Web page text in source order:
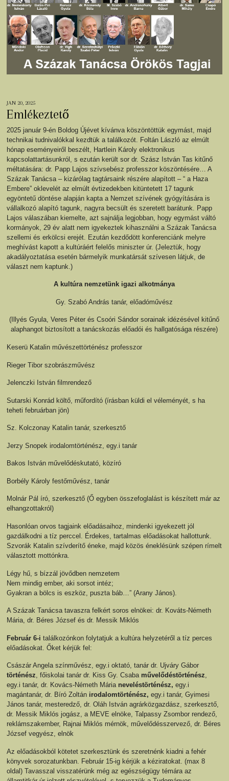
JAN 20, 2025
Emlékeztető
2025 január 9-én Boldog Újévet kívánva köszöntöttük egymást, majd
technikai tudnivalókkal kezdtük a találkozót. Foltán László az elmúlt
hónap eseményeiről beszélt, Hartlein Károly elektronikus
kapcsolattartásunkról, s ezután került sor dr. Szász István Tas kitűnő
méltatására: dr. Papp Lajos szívsebész professzor köszöntésére… A
Százak Tanácsa – kizárólag tagtársaink részére alapított – “ a Haza
Embere” oklevelét az elmúlt évtizedekben kitüntetett 17 tagunk
egyöntetű döntése alapján kapta a Nemzet szívének gyógyítására is
vállalkozó alapító tagunk, nagyra becsült és szeretett barátunk. Papp
Lajos válaszában kiemelte, azt sajnálja legjobban, hogy egymást váltó
kormányok, 29 év alatt nem igyekeztek kihasználni a Százak Tanácsa
szellemi és erkölcsi erejét. Ezután kezdődött konferenciánk melyre
meghívást kapott a kultúráért felelős miniszter úr. (Jeleztük, hogy
akadályoztatása esetén bármelyik munkatársát szívesen látjuk, de
választ nem kaptunk.)
A kultúra nemzetünk igazi alkotmánya
Gy. Szabó András tanár, előadóművész
(Illyés Gyula, Veres Péter és Csoóri Sándor sorainak idézésével kitűnő
alaphangot biztosított a tanácskozás előadói és hallgatósága részére)
Keserü Katalin művészettörténész professzor
Rieger Tibor szobrászművész
Jelenczki István filmrendező
Sutarski Konrád költő, műfordító (írásban küldi el véleményét, s ha
teheti februárban jön)
Sz. Kolczonay Katalin tanár, szerkesztő
Jerzy Snopek irodalomtörténész, egy.i tanár
Bakos István művelődéskutató, közíró
Borbély Károly festőművész, tanár
Molnár Pál író, szerkesztő (Ő egyben összefoglalást is készített már az
elhangzottakról)
Hasonlóan orvos tagjaink előadásaihoz, mindenki igyekezett jól
gazdálkodni a tíz perccel. Érdekes, tartalmas előadásokat hallottunk.
Szvorák Katalin szívderítő éneke, majd közös éneklésünk szépen rímelt
választott mottónkra.
Légy hű, s bízzál jövődben nemzetem
Nem mindig ember, aki sorsot intéz;
Gyakran a bölcs is eszköz, puszta báb…” (Arany János).
A Százak Tanácsa tavaszra felkért soros elnökei: dr. Kováts-Németh
Mária, dr. Béres József és dr. Messik Miklós
Február 6-i találkozónkon folytatjuk a kultúra helyzetéről a tíz perces
előadásokat. Őket kérjük fel:
Császár Angela színművész, egy.i oktató, tanár dr. Ujváry Gábor
történész, főiskolai tanár dr. Kiss Gy. Csaba művelődéstörténész,
egy.i tanár, dr. Kovács-Németh Márianeveléstörténész, egy.i
magántanár, dr. Bíró Zoltán irodalomtörténész, egy.i tanár, Gyimesi
János tanár, mesteredző, dr. Oláh István agrárközgazdász, szerkesztő,
dr. Messik Miklós jogász, a MEVE elnöke, Talpassy Zsombor rendező,
reklámszakember, Rajnai Miklós mérnök, művelődésszervező, dr. Béres
József vegyész, elnök
Az előadásokból kötetet szerkesztünk és szeretnénk kiadni a fehér
könyvek sorozatunkban. Február 15-ig kérjük a kéziratokat. (max 8
oldal) Tavasszal visszatérünk még az egészségügy témára az